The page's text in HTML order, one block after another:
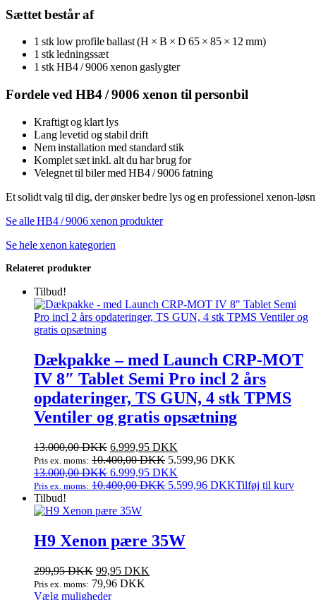
Sættet består af
1 stk low profile ballast (H × B × D 65 × 85 × 12 mm)
1 stk ledningssæt
1 stk HB4 / 9006 xenon gaslygter
Fordele ved HB4 / 9006 xenon til personbil
Kraftigt og klart lys
Lang levetid og stabil drift
Nem installation med standard stik
Komplet sæt inkl. alt du har brug for
Velegnet til biler med HB4 / 9006 fatning
Et solidt valg til dig, der ønsker bedre lys og en professionel
Se alle HB4 / 9006 xenon produkter
Se hele xenon kategorien
Relateret produkter
Tilbud!
Dækpakke – med Launch CRP-MOT
IV 8″ Tablet Semi Pro incl 2 års
opdateringer, TS GUN, 4 stk TPMS
Ventiler og gratis opsætning
13.000,00DKK Den
oprindelige
pris
var:
6.999,95 DKK
aktuelle
er:
Pris ex. moms: 10.400,00DKK 5.599,96 DKK
13.000,00DKK Den
oprindelige
var:
6.999,95 DKK
aktuelle
Pris ex. moms: 10.400,00DKK 5.599,96 DKKTilføj til kurv
Tilbud!
H9 Xenon pære 35W
299,95DKK Den
oprindelige
pris
99,95 DKK
Pris ex. moms: 79,96 DKK
Vælg mulighederDette